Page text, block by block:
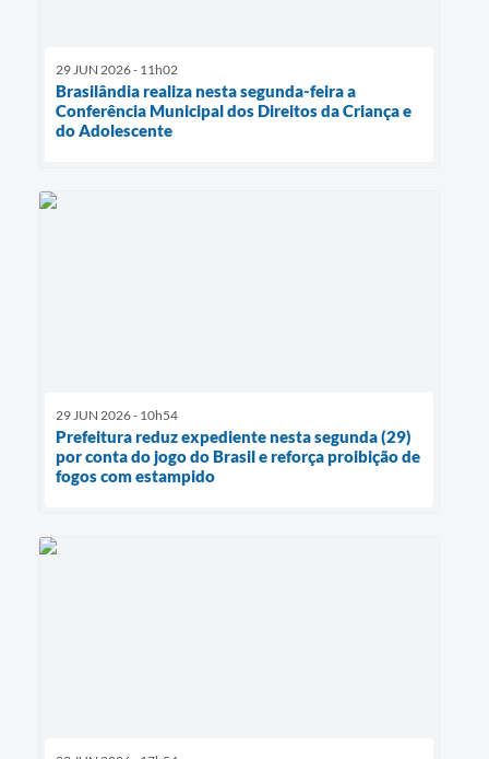
29 JUN 2026 - 11h02
Brasilândia realiza nesta segunda-feira a
Conferência Municipal dos Direitos da Criança e
do Adolescente
29 JUN 2026 - 10h54
Prefeitura reduz expediente nesta segunda (29)
por conta do jogo do Brasil e reforça proibição de
fogos com estampido